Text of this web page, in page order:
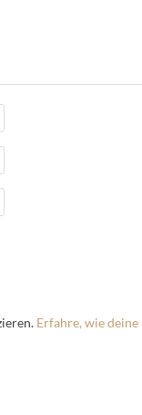
Erfahre, wie